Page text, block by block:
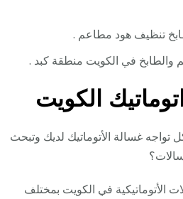
تنظيف هود مطاعم .
والطابخ في الكويت منطقة كبد .
الكويت
غسالة الأتوماتيك لديك وتبحث
الأتوماتيكية في الكويت بمختلف